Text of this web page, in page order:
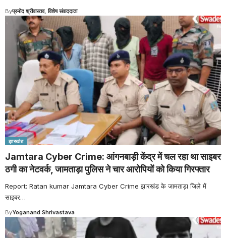
Byप्रमोद श्रीवास्तव, विशेष संवाददाता
झारखंड
Jamtara Cyber Crime: आंगनबाड़ी केंद्र में चल रहा था साइबर
ठगी का नेटवर्क, जामताड़ा पुलिस ने चार आरोपियों को किया गिरफ्तार
Report: Ratan kumar Jamtara Cyber Crime झारखंड के जामताड़ा जिले में
साइबर…
ByYoganand Shrivastava